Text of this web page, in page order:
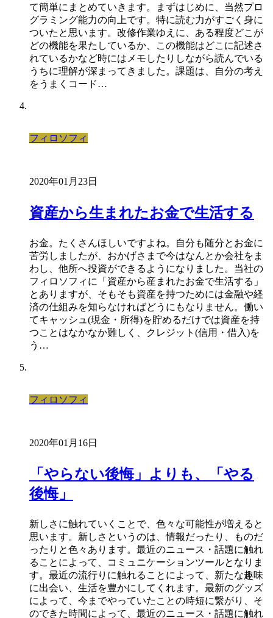
て簡単にまとめていきます。まずはじめに、当然プロ
グラミング能力の向上です。特に読む力がすごく身に
ついたと思います。改修作業ゆえに、ある程度どこが
どの機能を果たしているか、この機能はどこに記述さ
れているかなど時にはメモしたりしながら読んでいる
うちに理解が深まってきました。課題は、自分の考え
をうまくコード…
フィロソフィ
2020年01月23日
資産から生まれたお金で生活する
お金。たくさんほしいですよね。自分も随分とお金に
苦労しましたが、おかげさまで今はなんとか会社をま
わし、他所へ投資ができるようになりました。当社の
フィロソフィに「資産から産まれたお金で生活する」
とありますが、そもそも資産を持つためには金融や経
済の仕組みを知らなければどうにもなりません。働い
てキャッシュ(現金・所得)を貯めるだけでは資産を持
つことはなかなか難しく、クレジット(信用・借入)を
う…
フィロソフィ
2020年01月16日
「やらない後悔」よりも、「やる
後悔」
新しさに触れていくことで、色々な可能性が増えると
思います。新しさというのは、情報だったり、ものだ
ったりと色々あります。最近のニュース・話題に触れ
ることによって、コミュニケーションツールとなりま
す。最近の流行りに触れることによって、新たな趣味
に出会い、生活を豊かにしてくれます。最新のグッズ
によって、今までやっていたことの時短に繋がり、そ
のできた時間によって、最近のニュース・話題に触れ